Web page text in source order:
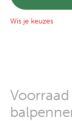
Wis je keuzes